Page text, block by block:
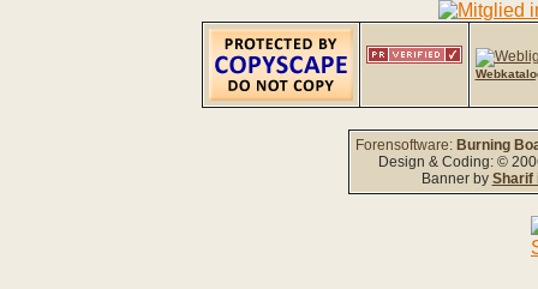
Forensoftware: Burning
Design & Coding: ©
Banner by Sharif